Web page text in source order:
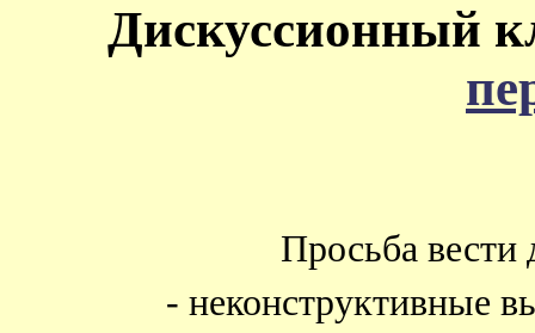
Дискуссионный
Просьба вести
- неконструктивные